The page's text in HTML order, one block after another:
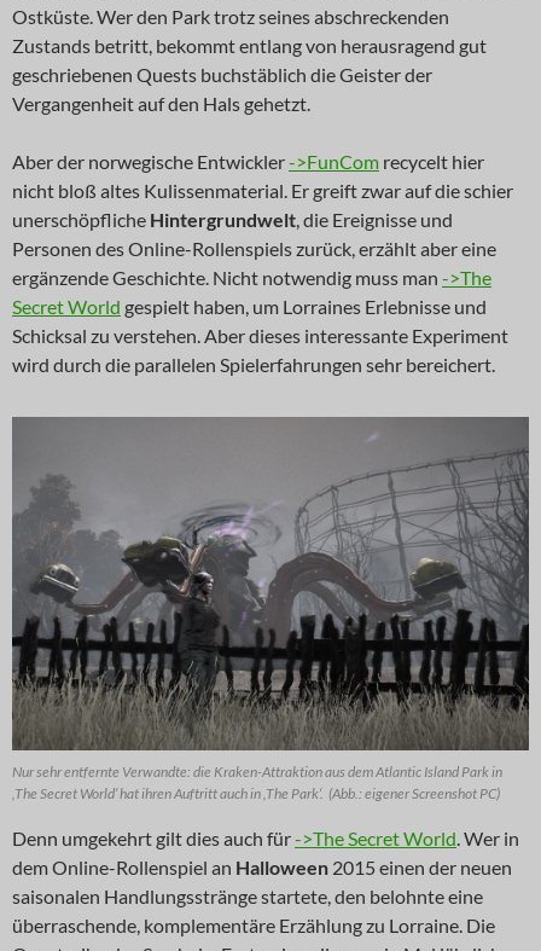
Ostküste. Wer den Park trotz seines abschreckenden
Zustands betritt, bekommt entlang von herausragend gut
geschriebenen Quests buchstäblich die Geister der
Vergangenheit auf den Hals gehetzt.
Aber der norwegische Entwickler->FunCom recycelt hier
nicht bloß altes Kulissenmaterial. Er greift zwar auf die schier
unerschöpfliche Hintergrundwelt , die Ereignisse und
Personen des Online-Rollenspiels zurück, erzählt aber eine
ergänzende Geschichte. Nicht notwendig muss man ->The
Secret World gespielt haben, um Lorraines Erlebnisse und
Schicksal zu verstehen. Aber dieses interessante Experiment
wird durch die parallelen Spielerfahrungen sehr bereichert.
Nur sehr entfernte Verwandte: die Kraken-Attraktion aus dem Atlantic Island Park in
‚The Secret World‘ hat ihren Auftritt auch in ‚The Park‘. (Abb.: eigener Screenshot PC)
Denn umgekehrt gilt dies auch für->The Secret World. Wer in
dem Online-Rollenspiel an Halloween 2015 einen der neuen
saisonalen Handlungsstränge startete, den belohnte eine
überraschende, komplementäre Erzählung zu Lorraine. Die